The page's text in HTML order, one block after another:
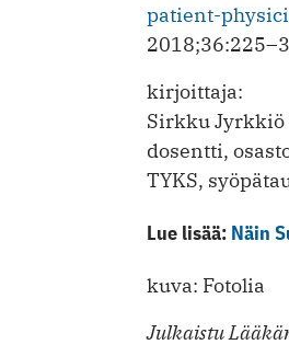
patient-
kirjoittaja:
Sirkku Jyrkkiö
dosentti,
TYKS,
Lue lisää: Näin
kuva: Fotolia
Julkaistu